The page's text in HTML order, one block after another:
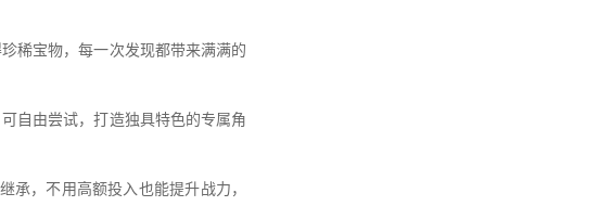
稀宝物，每一次发现都带来满满的
自由尝试，打造独具特色的专属角
承，不用高额投入也能提升战力，